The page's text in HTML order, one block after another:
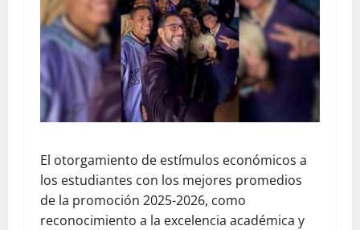
El otorgamiento de estímulos económicos a
los estudiantes con los mejores promedios
de la promoción 2025-2026, como
reconocimiento a la excelencia académica y